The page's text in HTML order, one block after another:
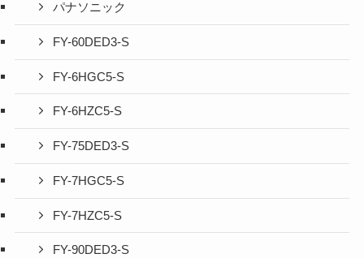
パナソニック
FY-60DED3-S
FY-6HGC5-S
FY-6HZC5-S
FY-75DED3-S
FY-7HGC5-S
FY-7HZC5-S
FY-90DED3-S